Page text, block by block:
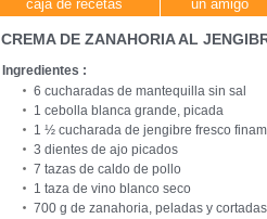
caja de recetas
un amigo
CREMA DE ZANAHORIA AL
Ingredientes :
6 cucharadas de mantequilla sin sal
1 cebolla blanca grande, picada
1 ½ cucharada de jengibre fresco
3 dientes de ajo picados
7 tazas de caldo de pollo
1 taza de vino blanco seco
700 g de zanahoria, peladas y